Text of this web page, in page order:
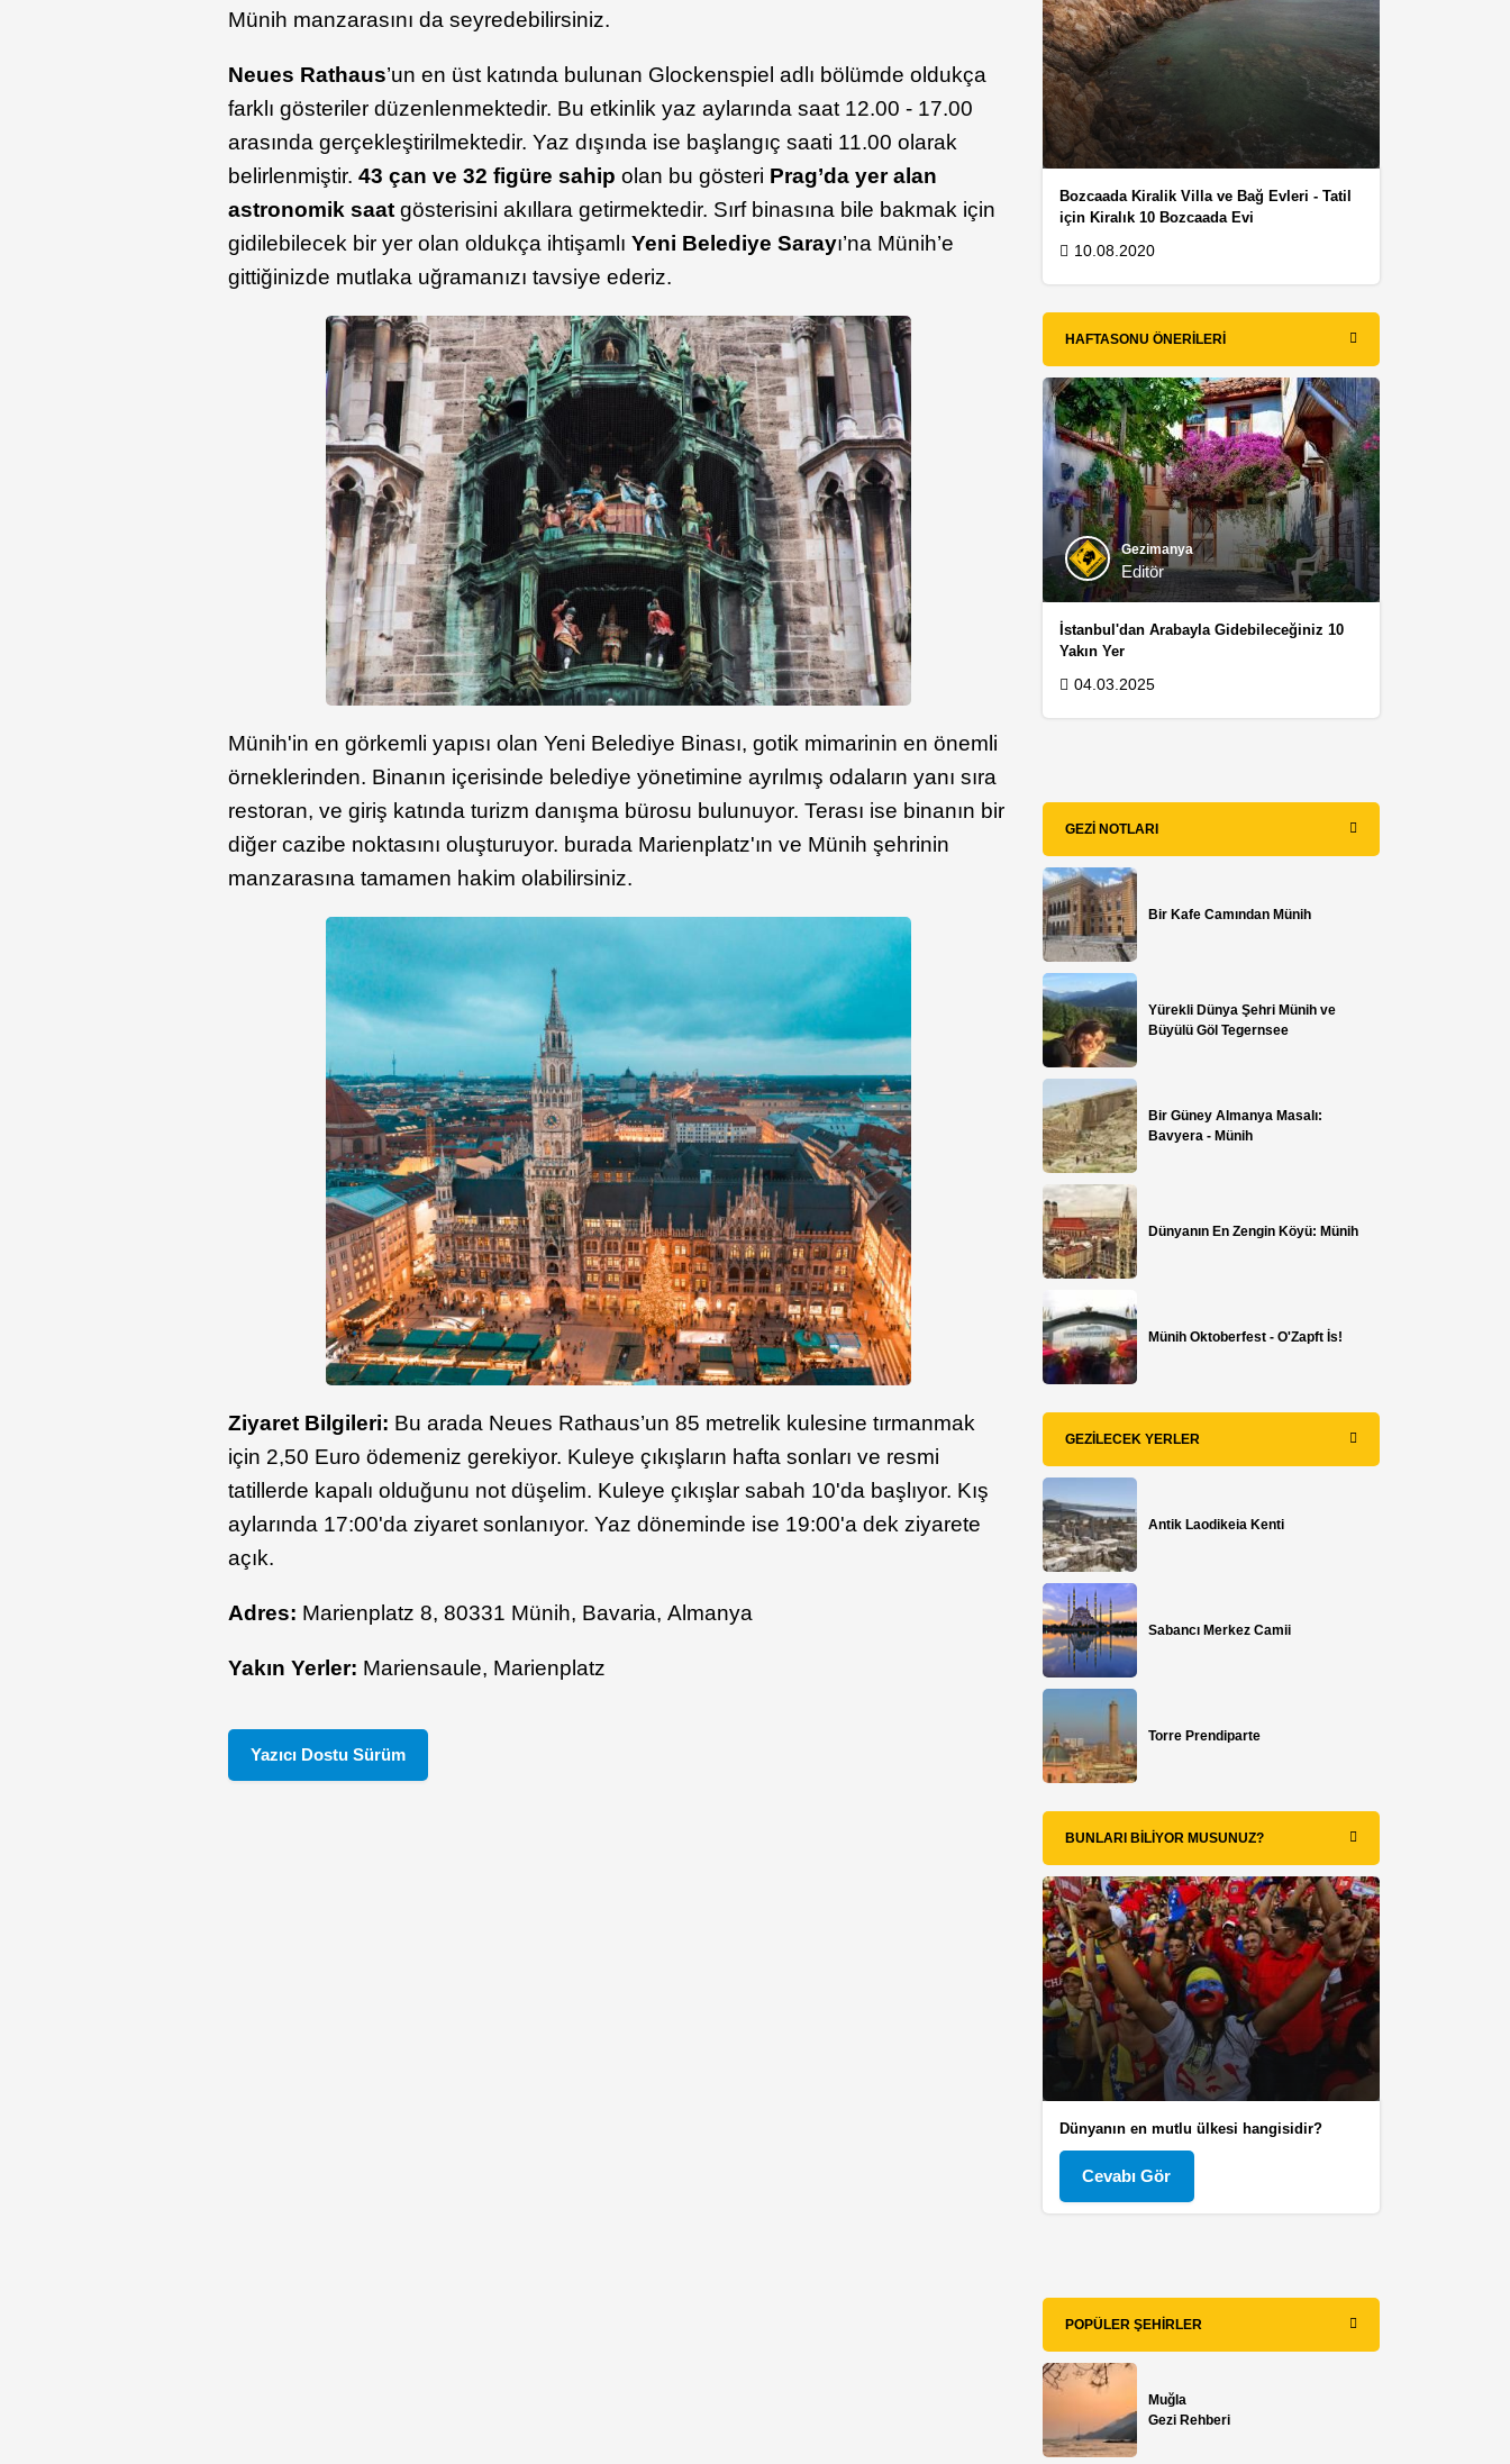
Münih manzarasını da seyredebilirsiniz.
Neues Rathaus’un en üst katında bulunan Glockenspiel adlı bölümde oldukça
farklı gösteriler düzenlenmektedir. Bu etkinlik yaz aylarında saat 12.00 - 17.00
arasında gerçekleştirilmektedir. Yaz dışında ise başlangıç saati 11.00 olarak
belirlenmiştir. 43 çan ve 32 figüre sahipolan bu gösteri Prag’da yer alan
astronomik saatgösterisini akıllara getirmektedir. Sırf binasına bile bakmak için
gidilebilecek bir yer olan oldukça ihtişamlı Yeni Belediye Sarayı’na Münih’e
gittiğinizde mutlaka uğramanızı tavsiye ederiz.
Münih'in en görkemli yapısı olan Yeni Belediye Binası, gotik mimarinin en önemli
örneklerinden. Binanın içerisinde belediye yönetimine ayrılmış odaların yanı sıra
restoran, ve giriş katında turizm danışma bürosu bulunuyor. Terası ise binanın bir
diğer cazibe noktasını oluşturuyor. burada Marienplatz'ın ve Münih şehrinin
manzarasına tamamen hakim olabilirsiniz.
Ziyaret Bilgileri: Bu arada Neues Rathaus’un 85 metrelik kulesine tırmanmak
için 2,50 Euro ödemeniz gerekiyor. Kuleye çıkışların hafta sonları ve resmi
tatillerde kapalı olduğunu not düşelim. Kuleye çıkışlar sabah 10'da başlıyor. Kış
aylarında 17:00'da ziyaret sonlanıyor. Yaz döneminde ise 19:00'a dek ziyarete
açık.
Adres: Marienplatz 8, 80331 Münih, Bavaria, Almanya
Yakın Yerler: Mariensaule, Marienplatz
Yazıcı Dostu Sürüm
Bozcaada Kiralik Villa ve Bağ Evleri - Tatil
için Kiralık 10 Bozcaada Evi
10.08.2020
HAFTASONU ÖNERILERI
Gezimanya
Editör
İstanbul'dan Arabayla Gidebileceğiniz 10
Yakın Yer
04.03.2025
GEZI NOTLARI
Bir Kafe Camından Münih
Yürekli Dünya Şehri Münih ve
Büyülü Göl Tegernsee
Bir Güney Almanya Masalı:
Bavyera - Münih
Dünyanın En Zengin Köyü: Münih
Münih Oktoberfest - O'Zapft İs!
GEZILECEK YERLER
Antik Laodikeia Kenti
Sabancı Merkez Camii
Torre Prendiparte
BUNLARI BILIYOR MUSUNUZ?
Dünyanın en mutlu ülkesi hangisidir?
Cevabı Gör
POPÜLER ŞEHIRLER
Muğla
Gezi Rehberi